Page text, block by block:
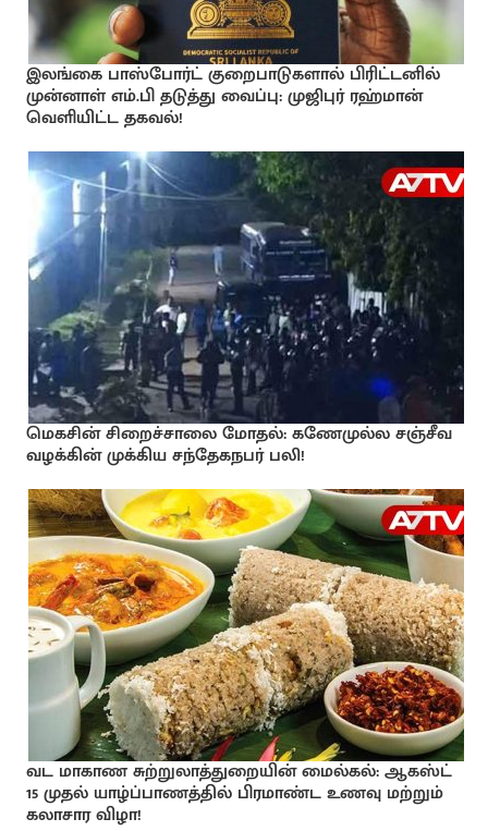
இலங்கை பாஸ்போர்ட் குறைபாடுகளால் பிரிட்டனில்
முன்னாள் எம்.பி தடுத்து வைப்பு: முஜிபுர் ரஹ்மான்
வெளியிட்ட தகவல்!
மெகசின் சிறைச்சாலை மோதல்: கணேமுல்ல சஞ்சீவ
வழக்கின் முக்கிய சந்தேகநபர் பலி!
வட மாகாண சுற்றுலாத்துறையின் மைல்கல்: ஆகஸ்ட்
15 முதல் யாழ்ப்பாணத்தில் பிரமாண்ட உணவு மற்றும்
கலாசார விழா!